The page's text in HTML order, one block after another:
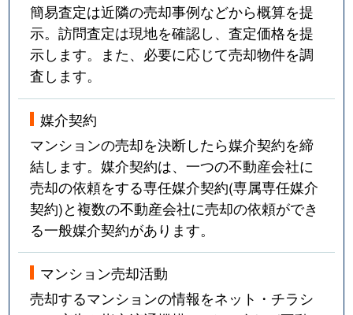
簡易査定は近隣の売却事例などから概算を提
示。訪問査定は現地を確認し、査定価格を提
示します。また、必要に応じて売却物件を調
査します。
媒介契約
マンションの売却を決断したら媒介契約を締
結します。媒介契約は、一つの不動産会社に
売却の依頼をする専任媒介契約(専属専任媒介
契約)と複数の不動産会社に売却の依頼ができ
る一般媒介契約があります。
マンション売却活動
売却するマンションの情報をネット・チラシ